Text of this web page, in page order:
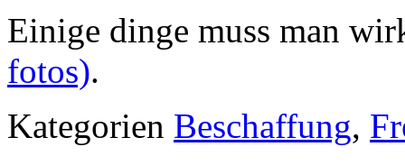
Einige dinge muss man
fotos).
Kategorien Beschaffung,